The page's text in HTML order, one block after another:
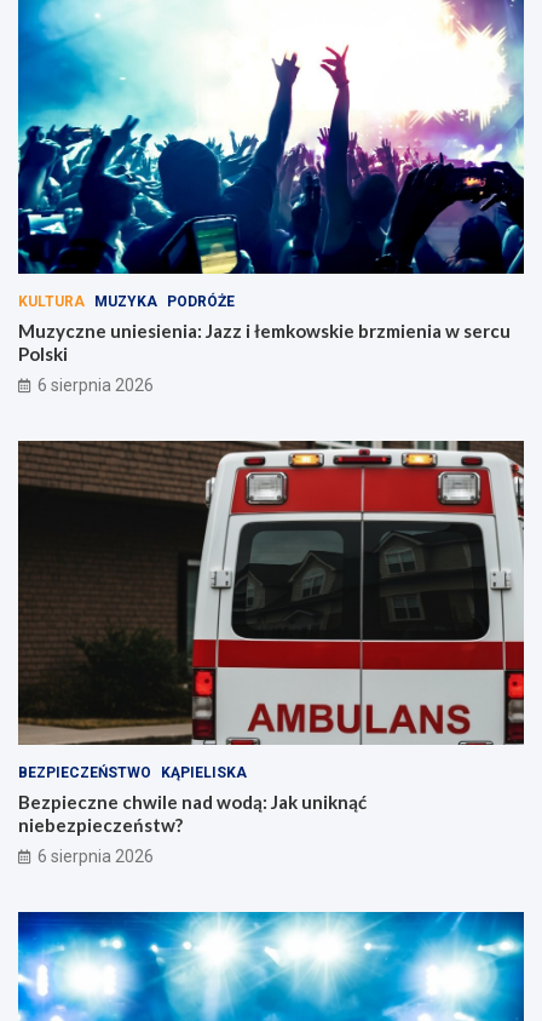
KULTURA MUZYKA PODRÓŻE
Muzyczne uniesienia: Jazz i łemkowskie brzmienia w sercu
Polski
6 sierpnia 2026
BEZPIECZEŃSTWO KĄPIELISKA
Bezpieczne chwile nad wodą: Jak uniknąć
niebezpieczeństw?
6 sierpnia 2026